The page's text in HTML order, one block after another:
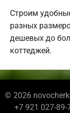
Строим
разных
дешевых до
коттеджей.
© 2026
+7 921 027-89-